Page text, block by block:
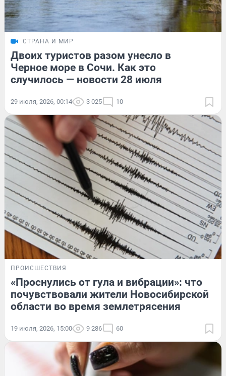
СТРАНА И МИР
Двоих туристов разом унесло в
Черное море в Сочи. Как это
случилось — новости 28 июля
29 июля, 2026, 00:14 3 025 10
ПРОИСШЕСТВИЯ
«Проснулись от гула и вибрации»: что
почувствовали жители Новосибирской
области во время землетрясения
19 июля, 2026, 15:00 9 286 60